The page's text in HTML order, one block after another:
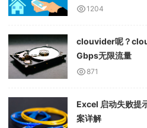
1204
clouvider呢？
Gbps无限流量
871
Excel 启动失败提
案详解